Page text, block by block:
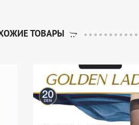
ТОВАРЫ